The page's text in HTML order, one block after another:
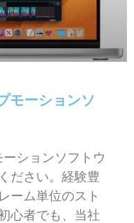
モーションソ
ションソフトウ
ださい。経験豊
ーム単位のスト
心者でも、当社